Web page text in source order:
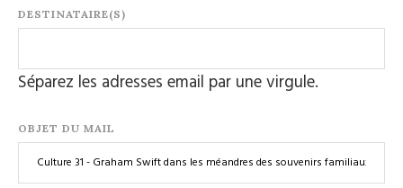
DESTINATAIRE(S)
Séparez les adresses email par une virgule.
OBJET DU MAIL